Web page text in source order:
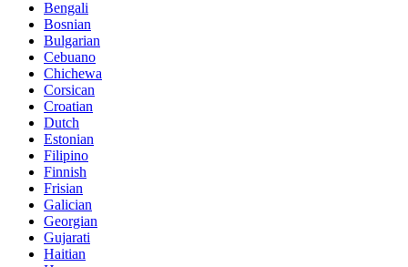
Bengali
Bosnian
Bulgarian
Cebuano
Chichewa
Corsican
Croatian
Dutch
Estonian
Filipino
Finnish
Frisian
Galician
Georgian
Gujarati
Haitian